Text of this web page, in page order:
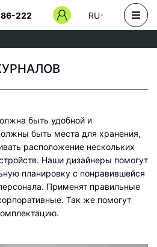
222 RU
быть удобной и
быть места для хранения,
расположение нескольких
Наши дизайнеры помогут
планировку с понравившейся
Применят правильные
Так же помогут